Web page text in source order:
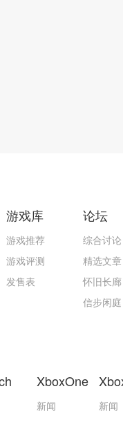
游戏库
游戏推荐
游戏评测
发售表
论坛
综合讨论
精选文章
怀旧长廊
信步闲庭
XboxOne
新闻 新闻